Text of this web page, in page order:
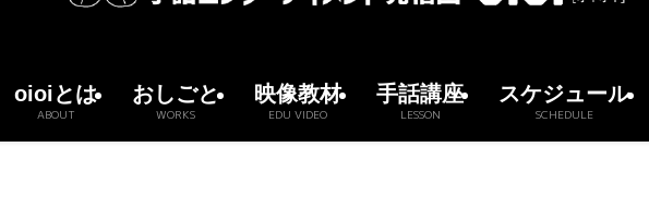
oioiとは
ABOUT
おしごと
WORKS
映像教材
EDU VIDEO
手話講座
LESSON
スケジュール
SCHEDULE